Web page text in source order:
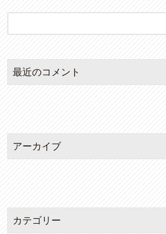
最近のコメント
アーカイブ
カテゴリー